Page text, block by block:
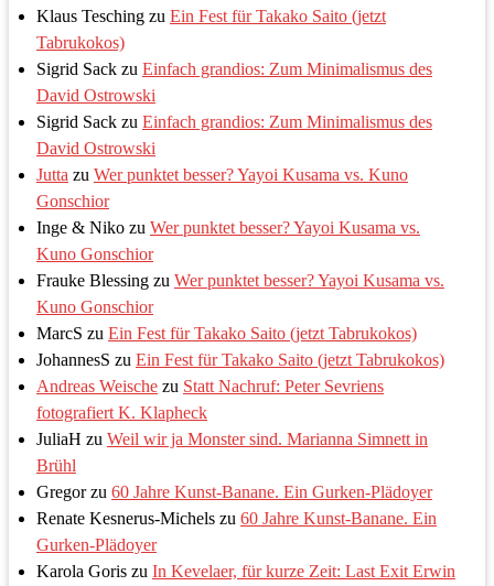
Klaus Tesching zu Ein Fest für Takako Saito (jetzt
Tabrukokos)
Sigrid Sack zu Einfach grandios: Zum Minimalismus des
David Ostrowski
Sigrid Sack zu Einfach grandios: Zum Minimalismus des
David Ostrowski
Jutta zu Wer punktet besser? Yayoi Kusama vs. Kuno
Gonschior
Inge & Niko zu Wer punktet besser? Yayoi Kusama vs.
Kuno Gonschior
Frauke Blessing zu Wer punktet besser? Yayoi Kusama vs.
Kuno Gonschior
MarcS zu Ein Fest für Takako Saito (jetzt Tabrukokos)
JohannesS zu Ein Fest für Takako Saito (jetzt Tabrukokos)
Andreas Weische zu Statt Nachruf: Peter Sevriens
fotografiert K. Klapheck
JuliaH zu Weil wir ja Monster sind. Marianna Simnett in
Brühl
Gregorzu 60 Jahre Kunst-Banane. Ein Gurken-Plädoyer
Renate Kesnerus-Michels zu 60 Jahre Kunst-Banane. Ein
Gurken-Plädoyer
Karola Goris zu In Kevelaer, für kurze Zeit: Last Exit Erwin